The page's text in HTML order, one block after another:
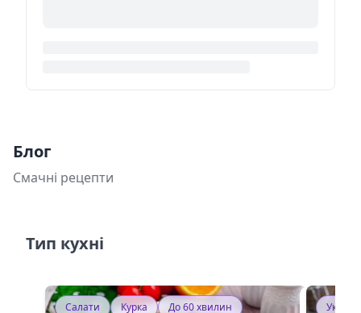
Блог
Смачні рецепти
Тип кухні
Салати Курка
До 60 хвилин